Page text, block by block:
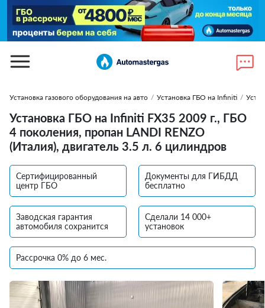
Установка газового оборудования на авто / Установка ГБО на Infiniti /
Установка ГБО на Infiniti FX35 2009 г., ГБО
4 поколения, пропан LANDI RENZO
(Италия), двигатель 3.5 л. 6 цилиндров
Сертифицированный
центр ГБО
Документы для ГИБДД
бесплатно
Заводская гарантия
автомобиля сохранится
Сделали 14 000+
установок
Рассрочка 0% до 6 мес.